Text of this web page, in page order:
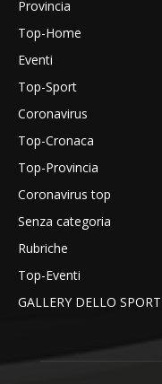
Provincia
Top-Home
Eventi
Top-Sport
Coronavirus
Top-Cronaca
Top-Provincia
Coronavirus top
Senza categoria
Rubriche
Top-Eventi
GALLERY DELLO SPORT